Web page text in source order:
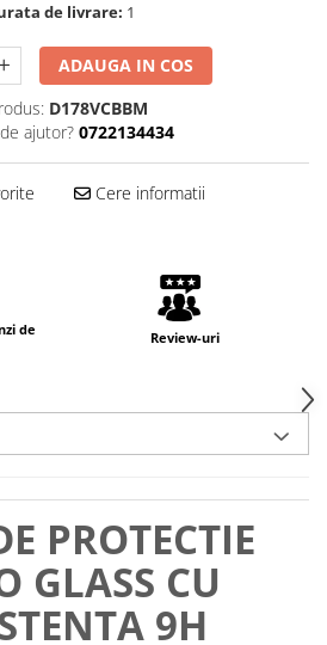
de livrare: 1
ADAUGA IN COS
D178VCBBM
ajutor? 0722134434
Cere informatii
de
Review-uri
PROTECTIE
GLASS CU
9H